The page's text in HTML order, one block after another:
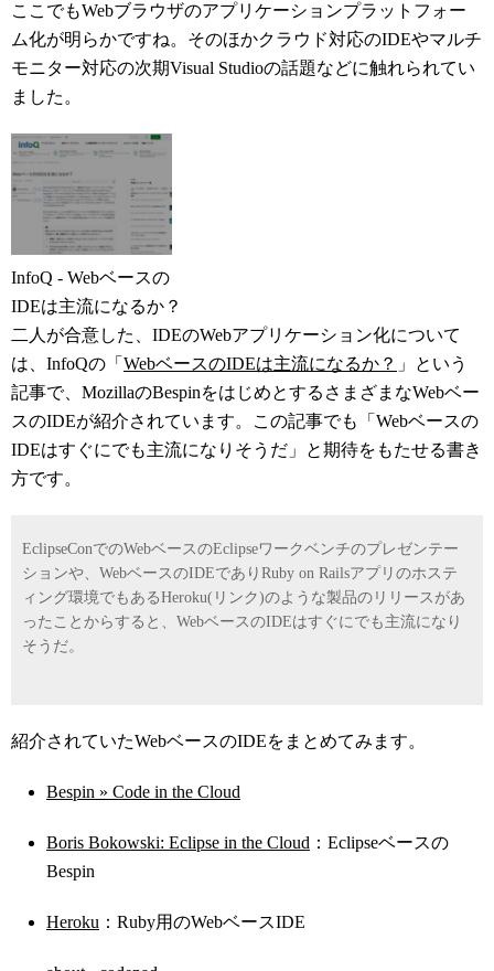
ここでもWebブラウザのアプリケーションプラットフォー
ム化が明らかですね。そのほかクラウド対応のIDEやマルチ
モニター対応の次期Visual Studioの話題などに触れられてい
ました。
InfoQ - Webベースの
IDEは主流になるか？
二人が合意した、IDEのWebアプリケーション化について
は、InfoQの「 WebベースのIDEは主流になるか？ 」という
記事で、MozillaのBespinをはじめとするさまざまなWebベー
スのIDEが紹介されています。この記事でも「Webベースの
IDEはすぐにでも主流になりそうだ」と期待をもたせる書き
方です。
EclipseConでのWebベースのEclipseワークベンチのプレゼンテー
ションや、WebベースのIDEでありRuby on Railsアプリのホステ
ィング環境でもあるHeroku(リンク)のような製品のリリースがあ
ったことからすると、WebベースのIDEはすぐにでも主流になり
そうだ。
紹介されていたWebベースのIDEをまとめてみます。
Bespin » Code in the Cloud
Boris Bokowski: Eclipse in the Cloud ：Eclipseベースの
Bespin
Heroku ：Ruby用のWebベースIDE